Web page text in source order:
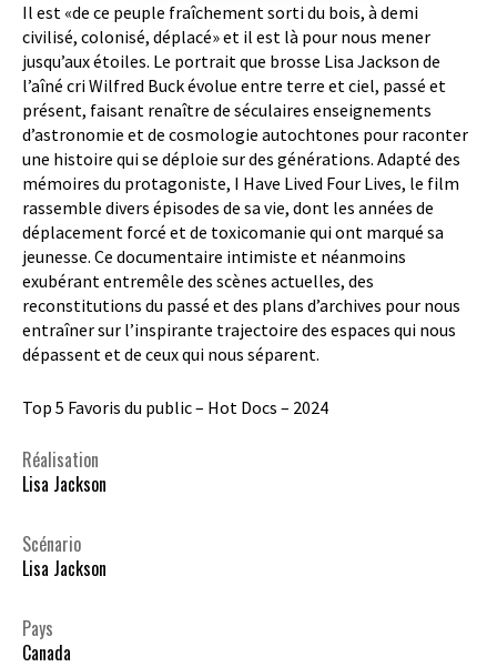
Il est «de ce peuple fraîchement sorti du bois, à demi
civilisé, colonisé, déplacé» et il est là pour nous mener
jusqu’aux étoiles. Le portrait que brosse Lisa Jackson de
l’aîné cri Wilfred Buck évolue entre terre et ciel, passé et
présent, faisant renaître de séculaires enseignements
d’astronomie et de cosmologie autochtones pour raconter
une histoire qui se déploie sur des générations. Adapté des
mémoires du protagoniste, I Have Lived Four Lives, le film
rassemble divers épisodes de sa vie, dont les années de
déplacement forcé et de toxicomanie qui ont marqué sa
jeunesse. Ce documentaire intimiste et néanmoins
exubérant entremêle des scènes actuelles, des
reconstitutions du passé et des plans d’archives pour nous
entraîner sur l’inspirante trajectoire des espaces qui nous
dépassent et de ceux qui nous séparent.
Top 5 Favoris du public – Hot Docs – 2024
Réalisation
Lisa Jackson
Scénario
Lisa Jackson
Pays
Canada